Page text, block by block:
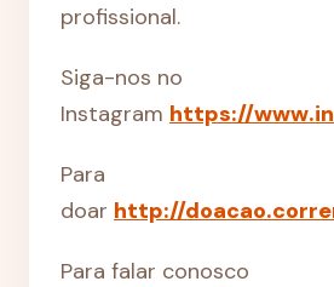
profissional.
Siga-nos no
Instagram https://
Para
doar http://
Para falar conosco